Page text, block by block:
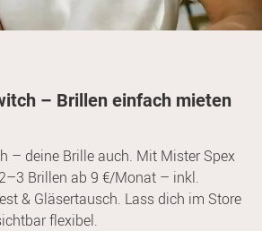
– Brillen einfach mieten
– deine Brille auch. Mit Mister Spex
Brillen ab 9 €/Monat – inkl.
& Gläsertausch. Lass dich im Store
flexibel.